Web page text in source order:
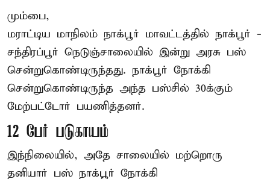
மும்பை,
மராட்டிய மாநிலம் நாக்பூர் மாவட்டத்தில் நாக்பூர் -
சந்திரப்பூர் நெடுஞ்சாலையில் இன்று அரசு பஸ்
சென்றுகொண்டிருந்தது. நாக்பூர் நோக்கி
சென்றுகொண்டிருந்த அந்த பஸ்சில் 30க்கும்
மேற்பட்டோர் பயணித்தனர்.
12 பேர் படுகாயம்
இந்நிலையில், அதே சாலையில் மற்றொரு
தனியார் பஸ் நாக்பூர் நோக்கி